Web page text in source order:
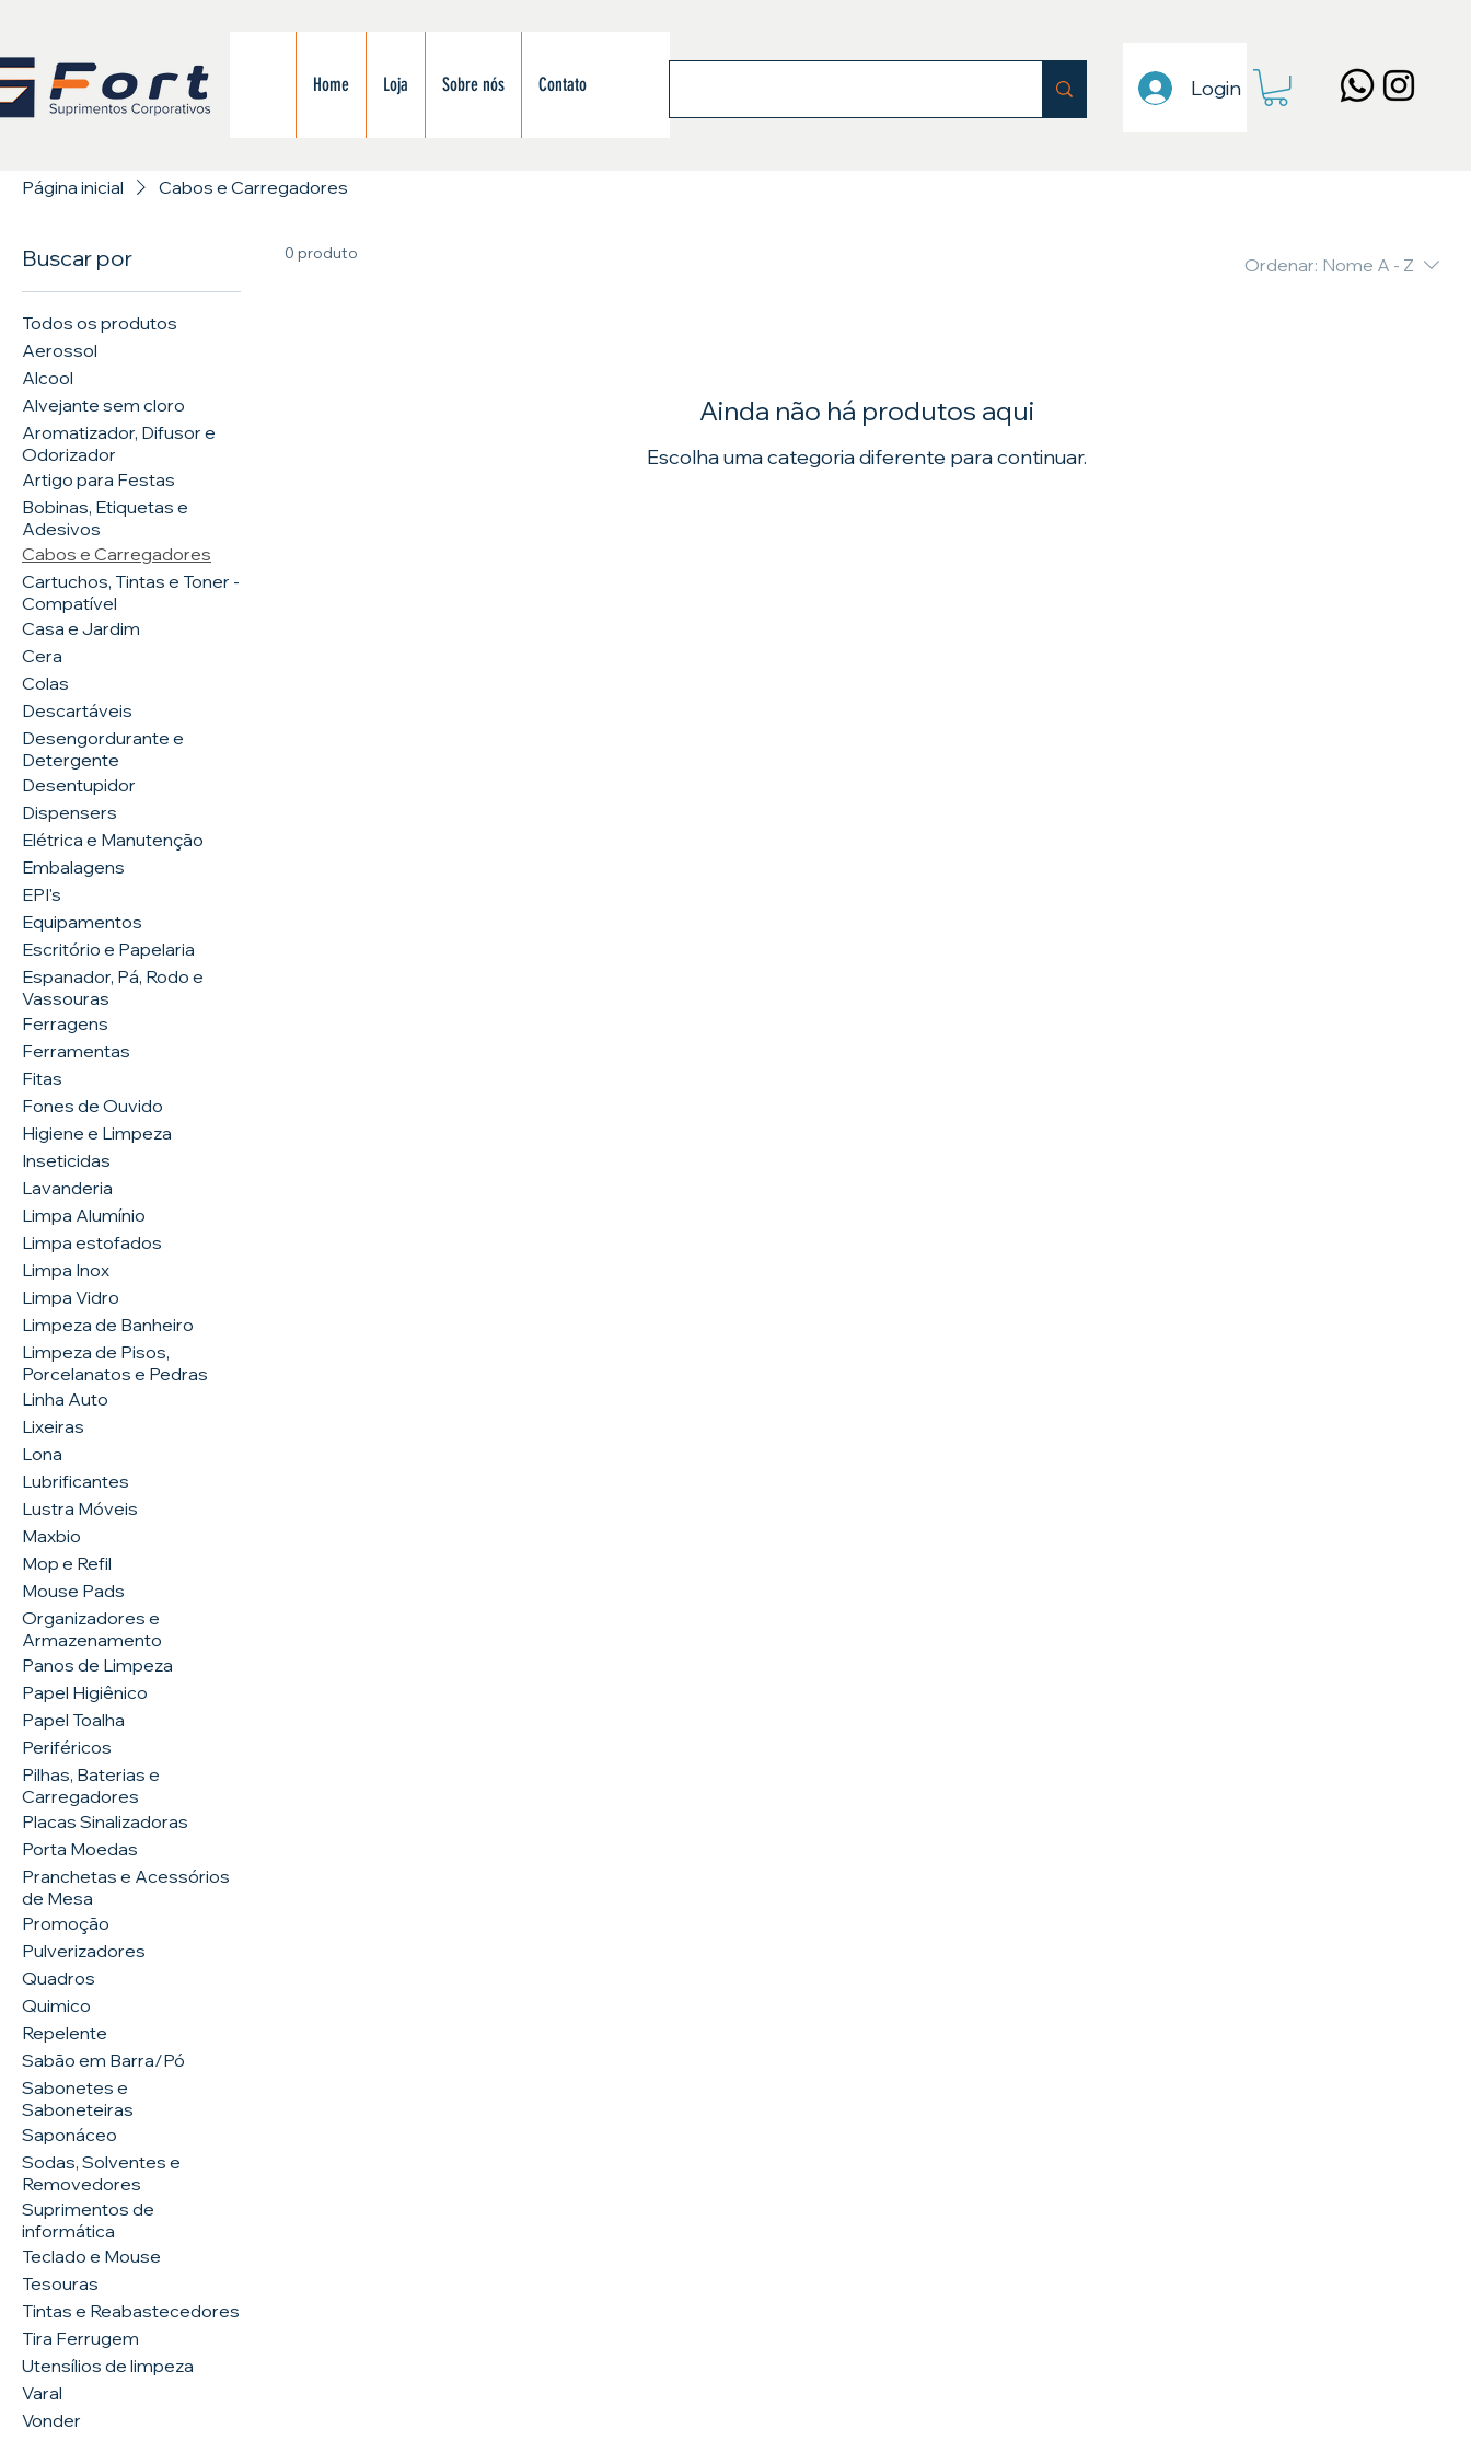
Home Loja Sobre nós Contato Login
Página inicial Cabos e Carregadores
Buscar por
Todos os produtos
Aerossol
Alcool
Alvejante sem cloro
Aromatizador, Difusor e
Odorizador
Artigo para Festas
Bobinas, Etiquetas e
Adesivos
Cabos e Carregadores
Cartuchos, Tintas e Toner -
Compatível
Casa e Jardim
Cera
Colas
Descartáveis
Desengordurante e
Detergente
Desentupidor
Dispensers
Elétrica e Manutenção
Embalagens
EPI's
Equipamentos
Escritório e Papelaria
Espanador, Pá, Rodo e
Vassouras
Ferragens
Ferramentas
Fitas
Fones de Ouvido
Higiene e Limpeza
Inseticidas
Lavanderia
Limpa Alumínio
Limpa estofados
Limpa Inox
Limpa Vidro
Limpeza de Banheiro
Limpeza de Pisos,
Porcelanatos e Pedras
Linha Auto
Lixeiras
Lona
Lubrificantes
Lustra Móveis
Maxbio
Mop e Refil
Mouse Pads
Organizadores e
Armazenamento
Panos de Limpeza
Papel Higiênico
Papel Toalha
Periféricos
Pilhas, Baterias e
Carregadores
Placas Sinalizadoras
Porta Moedas
Pranchetas e Acessórios
de Mesa
Promoção
Pulverizadores
Quadros
Quimico
Repelente
Sabão em Barra/Pó
Sabonetes e
Saboneteiras
Saponáceo
Sodas, Solventes e
Removedores
Suprimentos de
informática
Teclado e Mouse
Tesouras
Tintas e Reabastecedores
Tira Ferrugem
Utensílios de limpeza
Varal
Vonder
0 produto
Ordenar: Nome A - Z
Ainda não há produtos aqui
Escolha uma categoria diferente para continuar.